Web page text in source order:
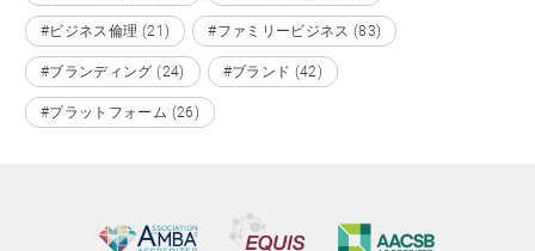
#ビジネス倫理 (21) #ファミリービジネス (83)
#ブランディング (24) #ブランド (42)
#プラットフォーム (26)